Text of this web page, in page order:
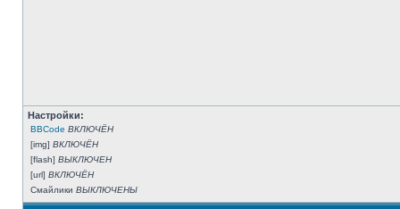
Настройки:
BBCode ВКЛЮЧЁН
[img] ВКЛЮЧЁН
[flash] ВЫКЛЮЧЕН
[url] ВКЛЮЧЁН
Смайлики ВЫКЛЮЧЕНЫ